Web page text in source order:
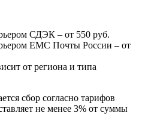
СДЭК – от 550 руб.
ЕМС Почты России – от
от региона и типа
сбор согласно тарифов
не менее 3% от суммы